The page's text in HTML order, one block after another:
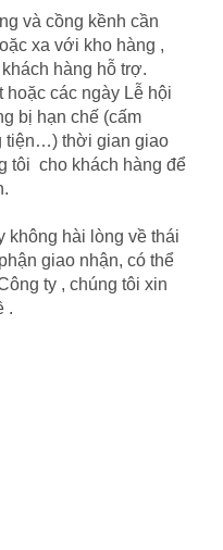
và cồng kềnh cần
xa với kho hàng ,
hàng hỗ trợ.
các ngày Lễ hội
bị hạn chế (cấm
tiện…) thời gian giao
tôi cho khách hàng để
không hài lòng về thái
giao nhận, có thể
ty , chúng tôi xin
.